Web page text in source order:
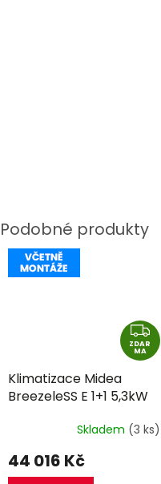
Z
D
A
ZDAR
MA
Klimatizace Midea
BreezeleSS E 1+1 5,3kW
Skladem (3 ks)
44 016 Kč